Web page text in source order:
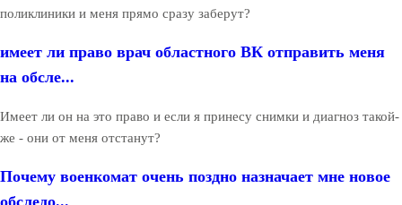
поликлиники и меня прямо сразу заберут?
имеет ли право врач областного ВК отправить меня
на обсле...
Имеет ли он на это право и если я принесу снимки и диагноз такой-
же - они от меня отстанут?
Почему военкомат очень поздно назначает мне новое